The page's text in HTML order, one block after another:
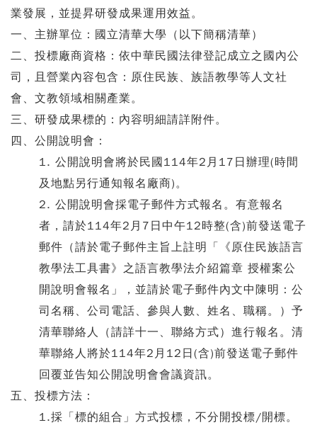
業發展，並提昇研發成果運用效益。
一、主辦單位：國立清華大學（以下簡稱清華）
二、投標廠商資格：依中華民國法律登記成立之國內公
司，且營業內容包含：原住民族、族語教學等人文社
會、文教領域相關產業。
三、研發成果標的：內容明細請詳附件。
四、公開說明會：
1. 公開說明會將於民國114年2月17日辦理(時間
及地點另行通知報名廠商)。
2. 公開說明會採電子郵件方式報名。有意報名
者，請於114年2月7日中午12時整(含)前發送電子
郵件（請於電子郵件主旨上註明「《原住民族語言
教學法工具書》之語言教學法介紹篇章 授權案公
開說明會報名」，並請於電子郵件內文中陳明：公
司名稱、公司電話、參與人數、姓名、職稱。）予
清華聯絡人（請詳十一、聯絡方式）進行報名。清
華聯絡人將於114年2月12日(含)前發送電子郵件
回覆並告知公開說明會會議資訊。
五、投標方法：
1.採「標的組合」方式投標，不分開投標/開標。